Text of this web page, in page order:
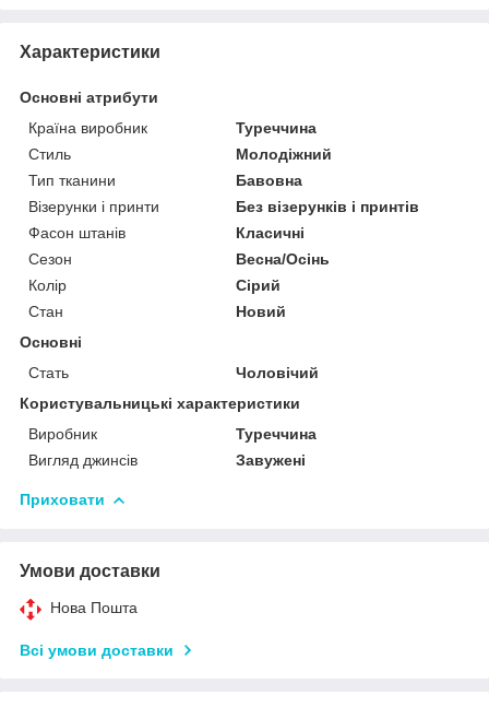
Характеристики
Основні атрибути
Країна виробник
Туреччина
Стиль
Молодіжний
Тип тканини
Бавовна
Візерунки і принти
Без візерунків і принтів
Фасон штанів
Класичні
Сезон
Весна/Осінь
Колір
Сірий
Стан
Новий
Основні
Стать
Чоловічий
Користувальницькі характеристики
Виробник
Туреччина
Вигляд джинсів
Завужені
Приховати
Умови доставки
Нова Пошта
Всі умови доставки